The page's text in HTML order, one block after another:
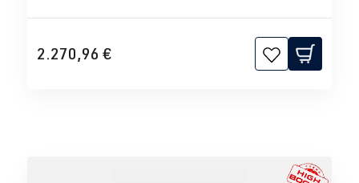
2.270,96 €